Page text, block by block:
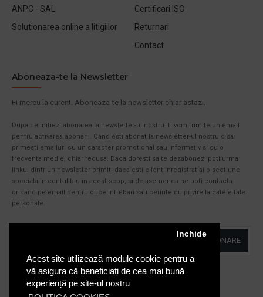
Acest site utilizează module cookie pentru a
vă asigura că beneficiați de cea mai bună
experiență pe site-ul nostru
Inchide
ANPC - SAL
Solutionarea online a litigiilor
Certificari ISO
Returnari
Contact
Aboneaza-te la Newsletter
Fi mereu la curent. Aboneaza-te la newsletter chiar astazi.
Dupa ce initiezi abonarea la newsletter-ul nostru iti vom trimite un email
pentru activarea abonarii. Cand esti abonat la newsletter-ul nostru o sa
primesti emailuri cu un caracter promotional sau informativ si cu o
frecventa medie, chiar redusa. Daca doresti sa te dezabonezi poti urma
linkul dintr-un newsletter primit, daca esti client inregistrat ai o sectiune
speciala in contul tau in acest scop, si de asemenea ne poti contacta
oricand pe email pentru orice intrebari sau cerinte cu privire la datele tale
personale.
ABONARE
Am citit şi sunt de acord cu Politica de Confidentialitate